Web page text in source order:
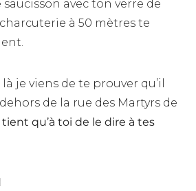
avec ton verre de
à 50 mètres te
je viens de te prouver qu’il
de la rue des Martyrs de
tient qu’à toi de le dire à tes